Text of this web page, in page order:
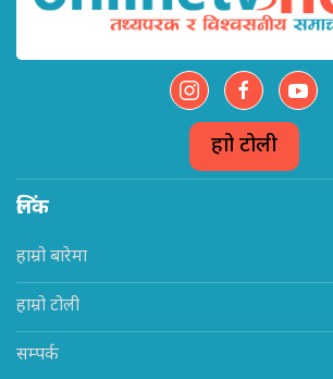
हाम्रो टोली
लिंक
हाम्रो बारेमा
हाम्रो टोली
सम्पर्क